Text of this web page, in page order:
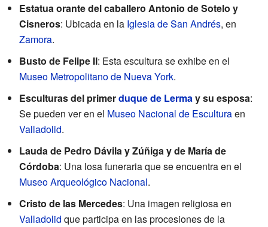
Estatua orante del caballero Antonio de Sotelo y
Cisneros: Ubicada en la Iglesia de San Andrés, en
Zamora.
Busto de Felipe II: Esta escultura se exhibe en el
Museo Metropolitano de Nueva York.
Esculturas del primerduque de Lermay su esposa:
Se pueden ver en el Museo Nacional de Esculturaen
Valladolid.
Lauda de Pedro Dávila y Zúñiga y de María de
Córdoba: Una losa funeraria que se encuentra en el
Museo Arqueológico Nacional.
Cristo de las Mercedes: Una imagen religiosa en
Valladolid que participa en las procesiones de la